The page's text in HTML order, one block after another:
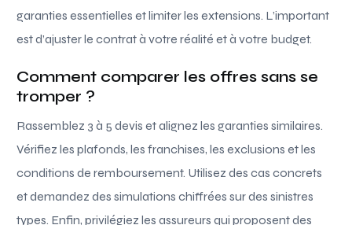
garanties essentielles et limiter les extensions. L’important
est d’ajuster le contrat à votre réalité et à votre budget.
Comment comparer les offres sans se
tromper ?
Rassemblez 3 à 5 devis et alignez les garanties similaires.
Vérifiez les plafonds, les franchises, les exclusions et les
conditions de remboursement. Utilisez des cas concrets
et demandez des simulations chiffrées sur des sinistres
types. Enfin, privilégiez les assureurs qui proposent des